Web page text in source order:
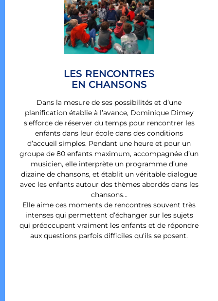
LES RENCONTRES
EN CHANSONS
Dans la mesure de ses possibilités et d’une
planification établie à l’avance, Dominique Dimey
s'efforce de réserver du temps pour rencontrer les
enfants dans leur école dans des conditions
d’accueil simples. Pendant une heure et pour un
groupe de 80 enfants maximum, accompagnée d’un
musicien, elle interprète un programme d’une
dizaine de chansons, et établit un véritable dialogue
avec les enfants autour des thèmes abordés dans les
chansons…
Elle aime ces moments de rencontres souvent très
intenses qui permettent d’échanger sur les sujets
qui préoccupent vraiment les enfants et de répondre
aux questions parfois difficiles qu'ils se posent.